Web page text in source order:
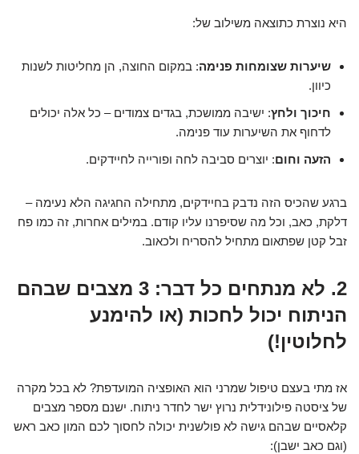
היא נוצרת כתוצאה משילוב של:
שיערות שצומחות פנימה: במקום החוצה, הן מחליטות לשנות
כיוון.
חיכוך ולחץ: ישיבה ממושכת, בגדים צמודים – כל אלה יכולים
לדחוף את השיערות עוד פנימה.
הזעה וחום: יוצרים סביבה לחה ופורייה לחיידקים.
ברגע שהכיס הזה נדבק בחיידקים, מתחילה החגיגה הלא נעימה –
דלקת, כאב, וכל מה שסיפרנו עליו קודם. במילים אחרות, זה כמו פח
זבל קטן שפתאום מתחיל להסריח ולכאוב.
2. לא מנתחים כל דבר: 3 מצבים שבהם
הניתוח יכול לחכות (או להימנע
לחלוטין!)
אז מתי בעצם טיפול שמרני הוא האופציה המועדפת? לא בכל מקרה
של ציסטה פילונידלית נרוץ ישר לחדר ניתוח. ישנם מספר מצבים
קלאסיים שבהם גישה לא פולשנית יכולה לחסוך לכם המון כאב ראש
(וגם כאב ישבן):